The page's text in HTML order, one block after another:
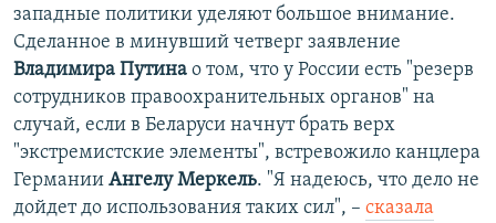
западные политики уделяют большое внимание.
Сделанное в минувший четверг заявление
Владимира Путина о том, что у России есть "резерв
сотрудников правоохранительных органов" на
случай, если в Беларуси начнут брать верх
"экстремистские элементы", встревожило канцлера
Германии Ангелу Меркель. "Я надеюсь, что дело не
дойдет до использования таких сил", – сказала